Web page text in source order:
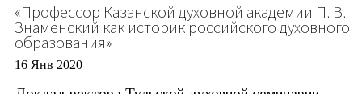
«Профессор Казанской духовной академии П. В.
Знаменский как историк российского духовного
образования»
16 Янв 2020